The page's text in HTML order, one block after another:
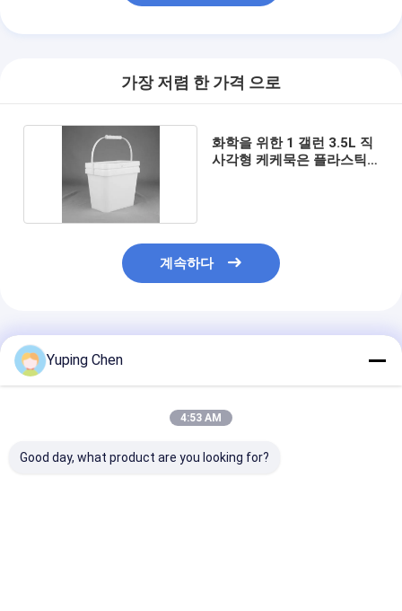
가장 저렴 한 가격 으로
화학을 위한 1 갤런 3.5L 직
사각형 케케묵은 플라스틱
계속하다
추천된 제품
Yuping Chen
4:53 AM
Good day, what product are you looking for?